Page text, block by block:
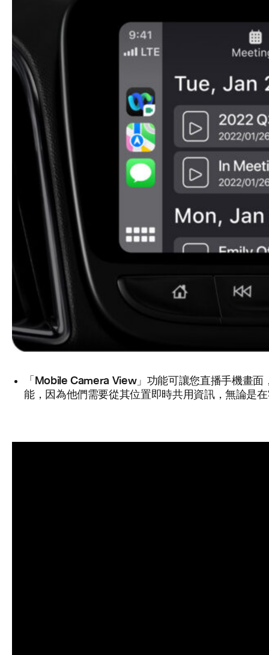
「 Mobile Camera View」功能可讓您直播手機畫面
能，因為他們需要從其位置即時共用資訊，無論是